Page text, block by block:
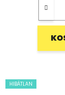
HIBÁTLAN